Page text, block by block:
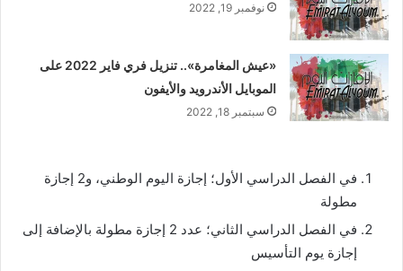
نوفمبر 19, 2022
«عيش المغامرة».. تنزيل فري فاير 2022 على
الموبايل الأندرويد والأيفون
سبتمبر 18, 2022
في الفصل الدراسي الأول؛ إجازة اليوم الوطني، و2 إجازة
مطولة
في الفصل الدراسي الثاني؛ عدد 2 إجازة مطولة بالإضافة إلى
إجازة يوم التأسيس